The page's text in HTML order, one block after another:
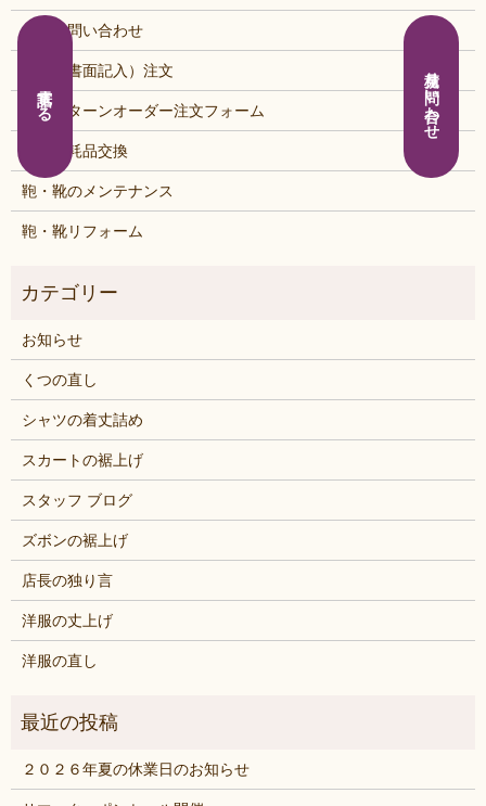
見積り問い合わせ
郵送（書面記入）注文
靴のパターンオーダー注文フォーム
靴の消耗品交換
鞄・靴のメンテナンス
鞄・靴リフォーム
お知らせ
くつの直し
シャツの着丈詰め
スカートの裾上げ
スタッフ ブログ
ズボンの裾上げ
店長の独り言
洋服の丈上げ
洋服の直し
２０２６年夏の休業日のお知らせ
電話する 見積り問い合わせ